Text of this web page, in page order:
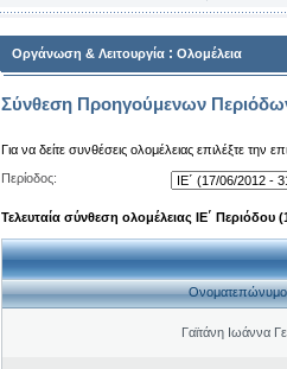
Οργάνωση & Λειτουργία : Ολομέλεια
Σύνθεση Προηγούμενων
Για να δείτε συνθέσεις ολομέλειας επιλέξτε την
Περίοδος:
Τελευταία σύνθεση ολομέλειας ΙΕ΄ Περιόδου
Ονοματεπώνυμο
Γαϊτάνη Ιωάννα